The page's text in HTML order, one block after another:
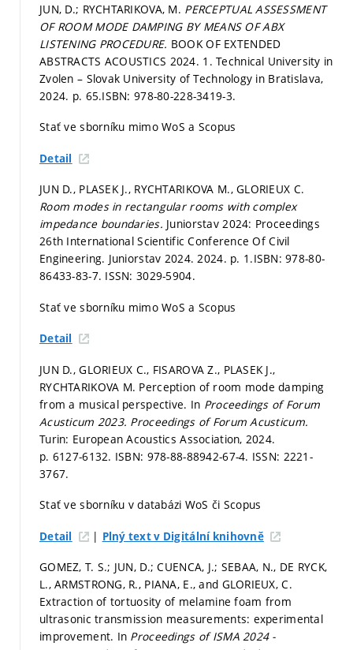
JUN, D.; RYCHTARIKOVA, M. PERCEPTUAL ASSESSMENT
OF ROOM MODE DAMPING BY MEANS OF ABX
LISTENING PROCEDURE. BOOK OF EXTENDED
ABSTRACTS ACOUSTICS 2024. 1. Technical University in
Zvolen – Slovak University of Technology in Bratislava,
2024. p. 65.ISBN: 978-80-228-3419-3.
Stať ve sborníku mimo WoS a Scopus
Detail
JUN D., PLASEK J., RYCHTARIKOVA M., GLORIEUX C.
Room modes in rectangular rooms with complex
impedance boundaries. Juniorstav 2024: Proceedings
26th International Scientific Conference Of Civil
Engineering. Juniorstav 2024. 2024. p. 1.ISBN: 978-80-
86433-83-7. ISSN: 3029-5904.
Stať ve sborníku mimo WoS a Scopus
Detail
JUN D., GLORIEUX C., FISAROVA Z., PLASEK J.,
RYCHTARIKOVA M. Perception of room mode damping
from a musical perspective. In Proceedings of Forum
Acusticum 2023. Proceedings of Forum Acusticum.
Turin: European Acoustics Association, 2024.
p. 6127-6132. ISBN: 978-88-88942-67-4. ISSN: 2221-
3767.
Stať ve sborníku v databázi WoS či Scopus
Detail | Plný text v Digitální knihovně
GOMEZ, T. S.; JUN, D.; CUENCA, J.; SEBAA, N., DE RYCK,
L., ARMSTRONG, R., PIANA, E., and GLORIEUX, C.
Extraction of tortuosity of melamine foam from
ultrasonic transmission measurements: experimental
improvement. In Proceedings of ISMA 2024 -